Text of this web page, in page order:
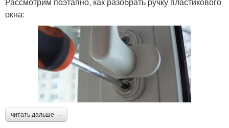
окна:
читать дальше →